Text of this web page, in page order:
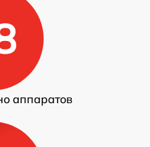
аппаратов